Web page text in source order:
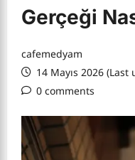
Gerçeği
cafemedyam
14 Mayıs 2026
0 comments